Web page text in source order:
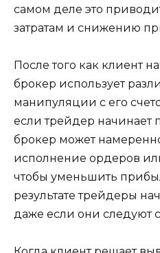
самом деле это
затратам и снижению
После того как клиент
брокер использует
манипуляции с его
если трейдер начинает
брокер может
исполнение ордеров
чтобы уменьшить
результате трейдеры
даже если они следуют